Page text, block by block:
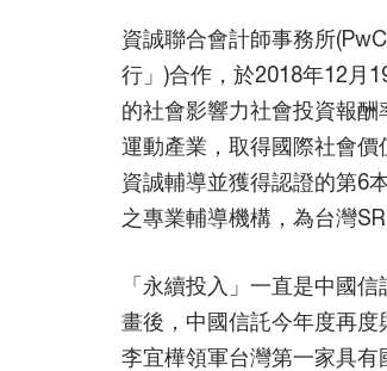
資誠聯合會計師事務所
行」)合作，於2018年12月
的社會影響力社會投資報
運動產業，取得國際社會
資誠輔導並獲得認證的第6
之專業輔導機構，為台灣
「永續投入」一直是中國
畫後，中國信託今年度再
李宜樺領軍台灣第一家具